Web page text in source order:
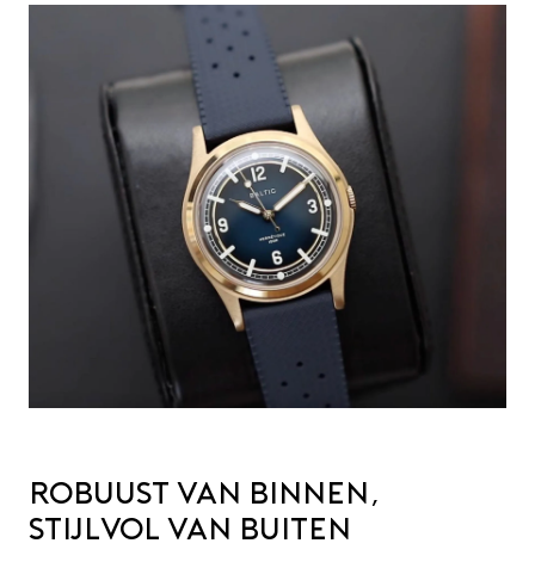
Robuust van binnen,
stijlvol van buiten